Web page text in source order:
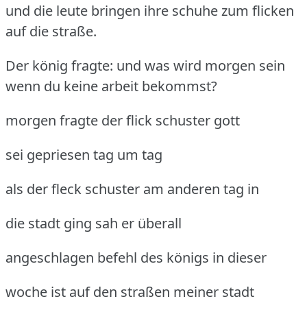
und die leute bringen ihre schuhe zum flicken
auf die straße.
Der könig fragte: und was wird morgen sein
wenn du keine arbeit bekommst?
morgen fragte der flick schuster gott
sei gepriesen tag um tag
als der fleck schuster am anderen tag in
die stadt ging sah er überall
angeschlagen befehl des königs in dieser
woche ist auf den straßen meiner stadt